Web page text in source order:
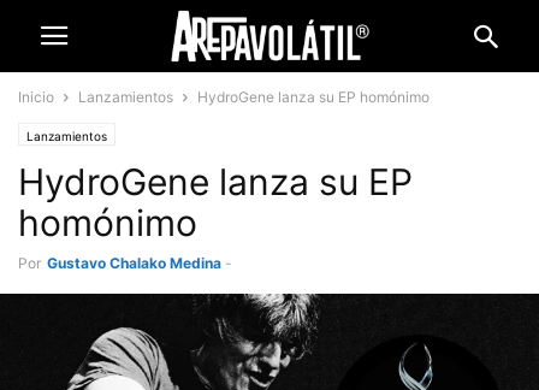
Inicio Lanzamientos HydroGene lanza su EP homónimo
Lanzamientos
HydroGene lanza su EP
homónimo
Por Gustavo Chalako Medina -